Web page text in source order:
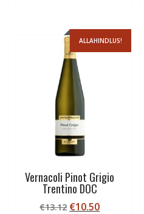
ALLAHINDLUS!
Vernacoli Pinot Grigio
Trentino DOC
€13.12 Algne
€10.50Current